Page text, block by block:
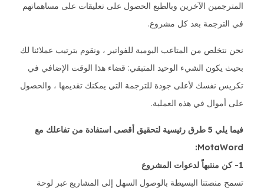
المترجمين الآخرين وبالطبع الحصول على تعليقات على مساهماتهم
في الترجمة بعد كل مشروع.
نحن نتخلص من المتاعب اليومية للفواتير ، ونقوم بترتيب عملائنا لك
بحيث يكون الشيء الوحيد المتبقي: قضاء هذا الوقت الإضافي في
تكريس نفسك لأعلى جودة للترجمة التي يمكنك تقديمها ، والحصول
على أموال في هذه العملية.
فيما يلي 5 طرق رئيسية لتحقيق أقصى استفادة من تفاعلك مع
MotaWord:
1- كن منتبهاً لدعوات المشروع
تسمح منصتنا البسيطة بالوصول السهل إلى المشاريع عبر لوحة